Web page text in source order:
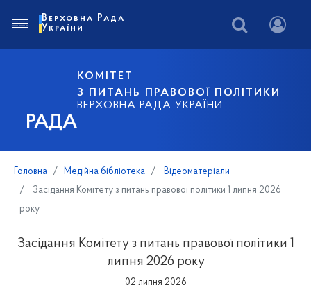
РАДА
КОМІТЕТ
З ПИТАНЬ ПРАВОВОЇ ПОЛІТИКИ
ВЕРХОВНА РАДА УКРАЇНИ
Верховна Рада
України
Головна Медійна бібліотека
Відеоматеріали
Засідання Комітету з питань правової політики 1 липня 2026
року
Засідання Комітету з питань правової політики 1
липня 2026 року
02 липня 2026